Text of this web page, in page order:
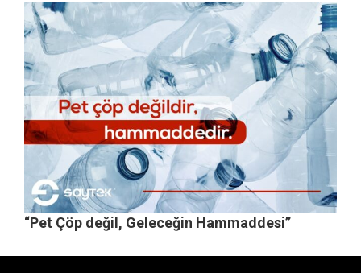
“Pet Çöp değil, Geleceğin Hammaddesi”